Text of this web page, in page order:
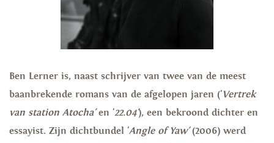
Ben Lerner is, naast schrijver van twee van de meest
baanbrekende romans van de afgelopen jaren ('Vertrek
van station Atocha'en '22.04'), een bekroond dichter en
essayist. Zijn dichtbundel 'Angle of Yaw'(2006) werd